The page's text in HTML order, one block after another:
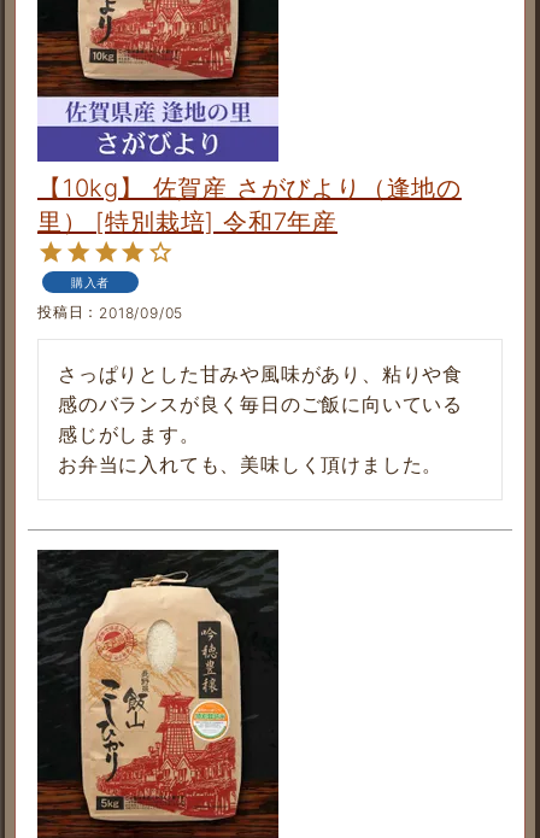
【10kg】 佐賀産 さがびより（逢地の
里） [特別栽培] 令和7年産
購入者
投稿日 2018/09/05
さっぱりとした甘みや風味があり、粘りや食
感のバランスが良く毎日のご飯に向いている
感じがします。
お弁当に入れても、美味しく頂けました。